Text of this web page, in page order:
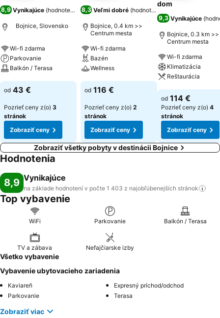
8,9 Vynikajúce (hodnotenia: 1 403)
Bojnice, Slovensko
Wi-fi zdarma
Parkovanie
Balkón / Terasa
Zobraziť ceny
od 43 €
Pozrieť ceny z(o) 3
stránok
Zobraziť ceny
8,3 Veľmi dobré (hodnotenia: 1 833
Bojnice, 0.4 km >>
Centrum mesta
Wi-fi zdarma
Bazén
Wellness
Zobraziť ceny
od 116 €
Pozrieť ceny z(o) 2
stránok
Zobraziť ceny
dom
9,3 Vynikajúce (
Bojnice, 0.3 km >>
Centrum mesta
Wi-fi zdarma
Klimatizácia
Reštaurácia
Zobraziť ceny
od 114 €
Pozrieť ceny z(o) 4
stránok
Zobraziť ceny
Zobraziť všetky pobyty v destinácii Bojnice
Hodnotenia
8,9 Vynikajúce
na základe hodnotení v počte 1 403 z najobľúbenejších stránok
Top vybavenie
WiFi Parkovanie Balkón / Terasa
TV a zábava Nefajčiarske izby
Všetko vybavenie
Vybavenie ubytovacieho zariadenia
Kaviareň
Expresný príchod/odchod
Parkovanie
Terasa
Zobraziť viac